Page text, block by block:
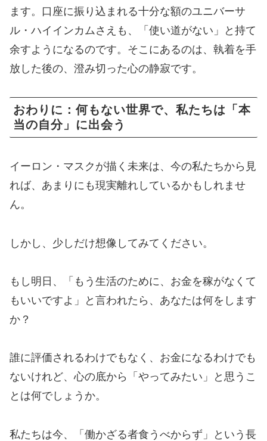
ます。口座に振り込まれる十分な額のユニバーサ
ル・ハイインカムさえも、「使い道がない」と持て
余すようになるのです。そこにあるのは、執着を手
放した後の、澄み切った心の静寂です。
おわりに：何もない世界で、私たちは「本
当の自分」に出会う
イーロン・マスクが描く未来は、今の私たちから見
れば、あまりにも現実離れしているかもしれませ
ん。
しかし、少しだけ想像してみてください。
もし明日、「もう生活のために、お金を稼がなくて
もいいですよ」と言われたら、あなたは何をします
か？
誰に評価されるわけでもなく、お金になるわけでも
ないけれど、心の底から「やってみたい」と思うこ
とは何でしょうか。
私たちは今、「働かざる者食うべからず」という長